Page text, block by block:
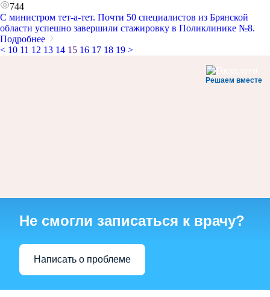
744
С министром тет-а-тет. Почти 50 специалистов из Брянской
области успешно завершили стажировку в Поликлинике №8.
Подробнее
< 10 11 12 13 14 15 16 17 18 19 >
Решаем вместе
Не смогли записаться к врачу?
Написать о проблеме